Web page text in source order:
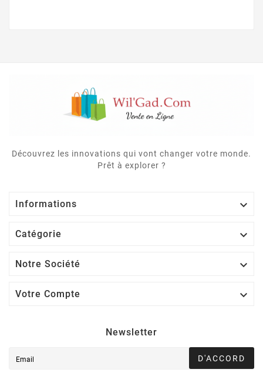
Découvrez les innovations qui vont changer votre monde.
Prêt à explorer ?
Informations 
Catégorie 
Notre Société 
Votre Compte 
Newsletter
D'ACCORD